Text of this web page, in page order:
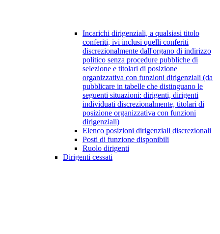
Incarichi dirigenziali, a qualsiasi titolo
conferiti, ivi inclusi quelli conferiti
discrezionalmente dall'organo di indirizzo
politico senza procedure pubbliche di
selezione e titolari di posizione
organizzativa con funzioni dirigenziali (da
pubblicare in tabelle che distinguano le
seguenti situazioni: dirigenti, dirigenti
individuati discrezionalmente, titolari di
posizione organizzativa con funzioni
dirigenziali)
Elenco posizioni dirigenziali discrezionali
Posti di funzione disponibili
Ruolo dirigenti
Dirigenti cessati